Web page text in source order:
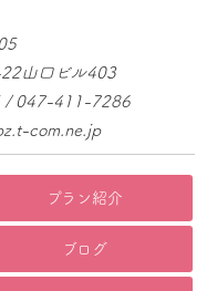
山口ビル403
/ 047-411-7286
com.ne.jp
プラン紹介
ブログ